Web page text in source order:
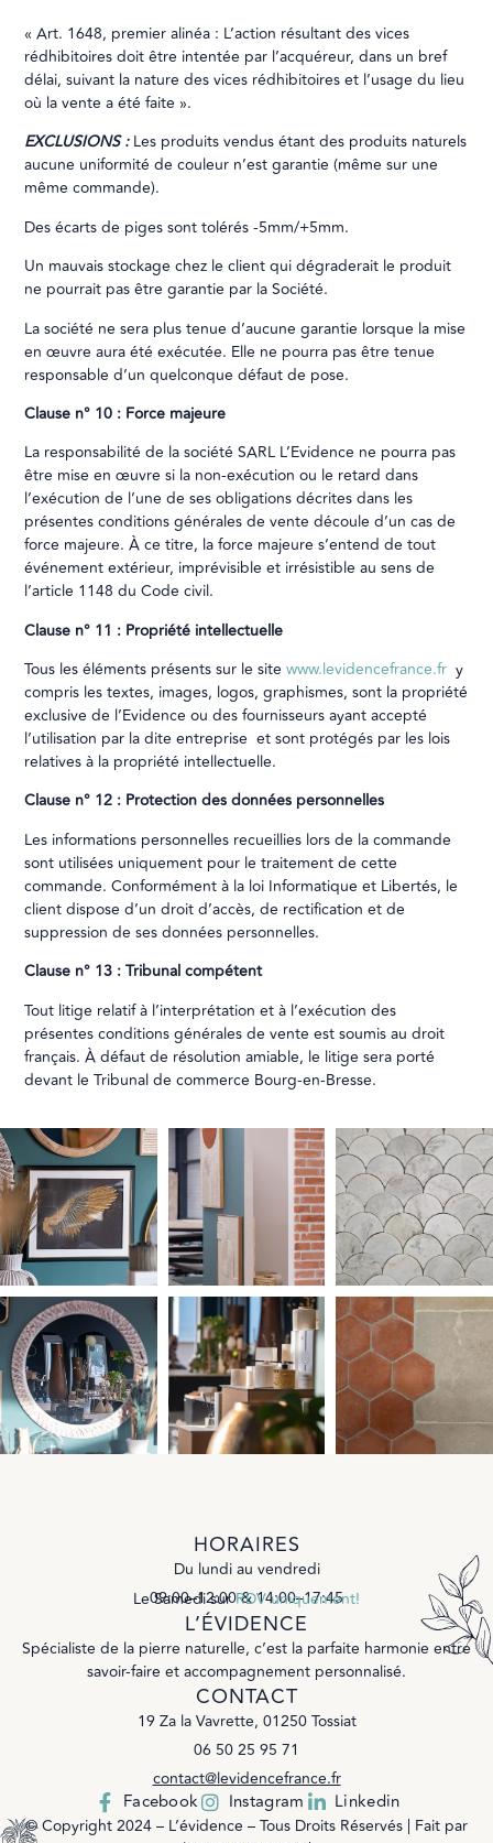
« Art. 1648, premier alinéa : L’action résultant des vices
rédhibitoires doit être intentée par l’acquéreur, dans un bref
délai, suivant la nature des vices rédhibitoires et l’usage du lieu
où la vente a été faite ».
EXCLUSIONS :Les produits vendus étant des produits naturels
aucune uniformité de couleur n’est garantie (même sur une
même commande).
Des écarts de piges sont tolérés -5mm/+5mm.
Un mauvais stockage chez le client qui dégraderait le produit
ne pourrait pas être garantie par la Société.
La société ne sera plus tenue d’aucune garantie lorsque la mise
en œuvre aura été exécutée. Elle ne pourra pas être tenue
responsable d’un quelconque défaut de pose.
Clause n° 10 : Force majeure
La responsabilité de la société SARL L’Evidence ne pourra pas
être mise en œuvre si la non-exécution ou le retard dans
l’exécution de l’une de ses obligations décrites dans les
présentes conditions générales de vente découle d’un cas de
force majeure. À ce titre, la force majeure s’entend de tout
événement extérieur, imprévisible et irrésistible au sens de
l’article 1148 du Code civil.
Clause n° 11 : Propriété intellectuelle
Tous les éléments présents sur le sitewww.levidencefrance.fr y
compris les textes, images, logos, graphismes, sont la propriété
exclusive de l’Evidence ou des fournisseurs ayant accepté
l’utilisation par la dite entreprise et sont protégés par les lois
relatives à la propriété intellectuelle.
Clause n° 12 : Protection des données personnelles
Les informations personnelles recueillies lors de la commande
sont utilisées uniquement pour le traitement de cette
commande. Conformément à la loi Informatique et Libertés, le
client dispose d’un droit d’accès, de rectification et de
suppression de ses données personnelles.
Clause n° 13 : Tribunal compétent
Tout litige relatif à l’interprétation et à l’exécution des
présentes conditions générales de vente est soumis au droit
français. À défaut de résolution amiable, le litige sera porté
devant le Tribunal de commerce Bourg-en-Bresse.
HORAIRES
Du lundi au vendredi
09:00–12:00 & 14:00–17:45
Le Samedi surRDV uniquement!
L’ÉVIDENCE
Spécialiste de la pierre naturelle, c’est la parfaite harmonie entre
savoir-faire et accompagnement personnalisé.
CONTACT
19 Za la Vavrette, 01250 Tossiat
06 50 25 95 71
contact@levidencefrance.fr
Facebook Instagram Linkedin
© Copyright 2024 – L’évidence – Tous Droits Réservés | Fait par